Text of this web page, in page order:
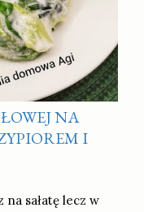
NA
I
sałatę lecz w